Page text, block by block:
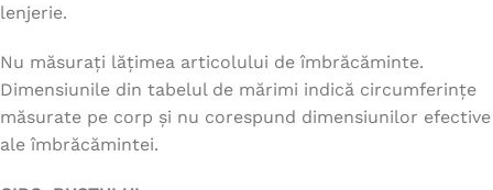
lenjerie.
Nu măsurați lățimea articolului de îmbrăcăminte.
Dimensiunile din tabelul de mărimi indică circumferințe
măsurate pe corp și nu corespund dimensiunilor efective
ale îmbrăcămintei.